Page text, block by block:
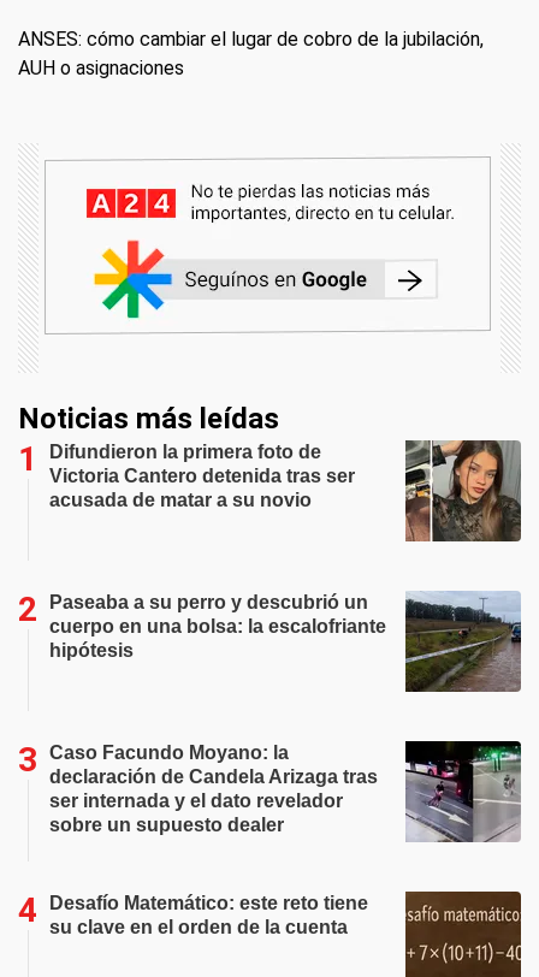
ANSES: cómo cambiar el lugar de cobro de la jubilación,
AUH o asignaciones
Noticias más leídas
Difundieron la primera foto de
Victoria Cantero detenida tras ser
acusada de matar a su novio
Paseaba a su perro y descubrió un
cuerpo en una bolsa: la escalofriante
hipótesis
Caso Facundo Moyano: la
declaración de Candela Arizaga tras
ser internada y el dato revelador
sobre un supuesto dealer
Desafío Matemático: este reto tiene
su clave en el orden de la cuenta